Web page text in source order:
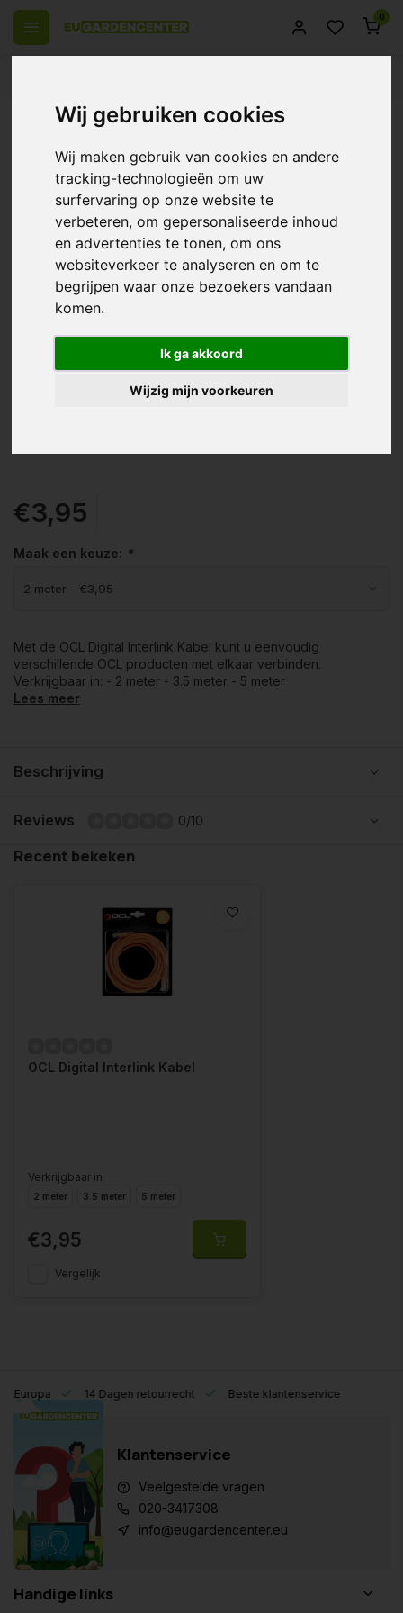
Wij gebruiken cookies
Wij maken gebruik van cookies en andere
tracking-technologieën om uw
surfervaring op onze website te
verbeteren, om gepersonaliseerde inhoud
en advertenties te tonen, om ons
websiteverkeer te analyseren en om te
begrijpen waar onze bezoekers vandaan
komen.
Ik ga akkoord
Wijzig mijn voorkeuren
0
Terug
OCL Digital Interlink Kabel ~
Verbindingskabel
0/10 (0 Reviews) Vergelijk
€3,95
Maak een keuze: *
Met de OCL Digital Interlink Kabel kunt u eenvoudig
verschillende OCL producten met elkaar verbinden.
Verkrijgbaar in: - 2 meter - 3.5 meter - 5 meter
Lees meer
Beschrijving
Reviews 0/10
Recent bekeken
OCL Digital Interlink Kabel
Verkrijgbaar in
2 meter 3.5 meter 5 meter
€3,95
Vergelijk
Europa 14 Dagen retourrecht Beste klantenservice
Klantenservice
Veelgestelde vragen
020-3417308
info@eugardencenter.eu
Handige links